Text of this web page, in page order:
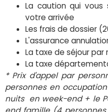
La caution qui vous
votre arrivée
Les frais de dossier
L'assurance
La taxe de séjour par
La taxe
* Prix d'appel par
personnes en
nuits en week-end + le